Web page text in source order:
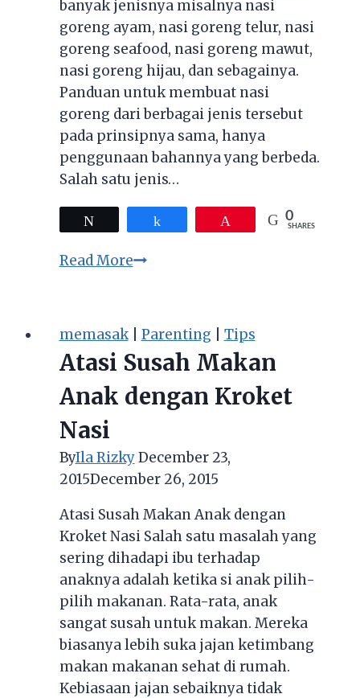
banyak jenisnya misalnya nasi
goreng ayam, nasi goreng telur, nasi
goreng seafood, nasi goreng mawut,
nasi goreng hijau, dan sebagainya.
Panduan untuk membuat nasi
goreng dari berbagai jenis tersebut
pada prinsipnya sama, hanya
penggunaan bahannya yang berbeda.
Salah satu jenis…
0
SHARES
Read MorePanduan
Nasi
Goreng
Spesial
Hijau
Sederhana
memasak| Parenting Tips
Atasi Susah Makan
Anak dengan Kroket
Nasi
ByIla Rizky December 23,
2015December 26, 2015
Atasi Susah Makan Anak dengan
Kroket Nasi Salah satu masalah yang
sering dihadapi ibu terhadap
anaknya adalah ketika si anak pilih-
pilih makanan. Rata-rata, anak
sangat susah untuk makan. Mereka
biasanya lebih suka jajan ketimbang
makan makanan sehat di rumah.
Kebiasaan jajan sebaiknya tidak